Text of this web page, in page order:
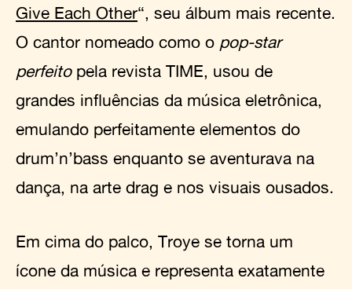
Give Each Other“, seu álbum mais recente.
O cantor nomeado como o pop-star
perfeitopela revista TIME, usou de
grandes influências da música eletrônica,
emulando perfeitamente elementos do
drum’n’bass enquanto se aventurava na
dança, na arte drag e nos visuais ousados.
Em cima do palco, Troye se torna um
ícone da música e representa exatamente